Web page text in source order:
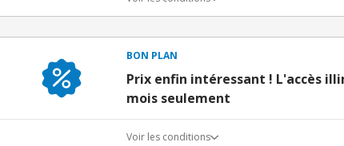
BON PLAN
Prix enfin intéressant ! L'accès
mois seulement
Voir les conditions